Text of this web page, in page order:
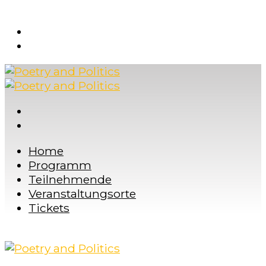
Home
Programm
Teilnehmende
Veranstaltungsorte
Tickets